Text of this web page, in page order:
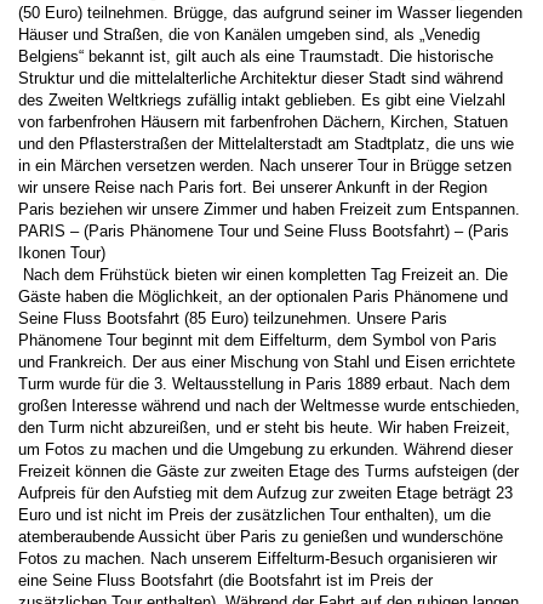
(50 Euro) teilnehmen. Brügge, das aufgrund seiner im Wasser liegenden
Häuser und Straßen, die von Kanälen umgeben sind, als „Venedig
Belgiens“ bekannt ist, gilt auch als eine Traumstadt. Die historische
Struktur und die mittelalterliche Architektur dieser Stadt sind während
des Zweiten Weltkriegs zufällig intakt geblieben. Es gibt eine Vielzahl
von farbenfrohen Häusern mit farbenfrohen Dächern, Kirchen, Statuen
und den Pflasterstraßen der Mittelalterstadt am Stadtplatz, die uns wie
in ein Märchen versetzen werden. Nach unserer Tour in Brügge setzen
wir unsere Reise nach Paris fort. Bei unserer Ankunft in der Region
Paris beziehen wir unsere Zimmer und haben Freizeit zum Entspannen.
PARIS – (Paris Phänomene Tour und Seine Fluss Bootsfahrt) – (Paris
Ikonen Tour)
Gäste haben die Möglichkeit, an der optionalen Paris Phänomene und
Seine Fluss Bootsfahrt (85 Euro) teilzunehmen. Unsere Paris
Phänomene Tour beginnt mit dem Eiffelturm, dem Symbol von Paris
und Frankreich. Der aus einer Mischung von Stahl und Eisen errichtete
Turm wurde für die 3. Weltausstellung in Paris 1889 erbaut. Nach dem
großen Interesse während und nach der Weltmesse wurde entschieden,
den Turm nicht abzureißen, und er steht bis heute. Wir haben Freizeit,
um Fotos zu machen und die Umgebung zu erkunden. Während dieser
Freizeit können die Gäste zur zweiten Etage des Turms aufsteigen (der
Aufpreis für den Aufstieg mit dem Aufzug zur zweiten Etage beträgt 23
Euro und ist nicht im Preis der zusätzlichen Tour enthalten), um die
atemberaubende Aussicht über Paris zu genießen und wunderschöne
Fotos zu machen. Nach unserem Eiffelturm-Besuch organisieren wir
eine Seine Fluss Bootsfahrt (die Bootsfahrt ist im Preis der